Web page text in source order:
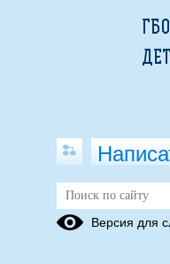
Программы
Версия для